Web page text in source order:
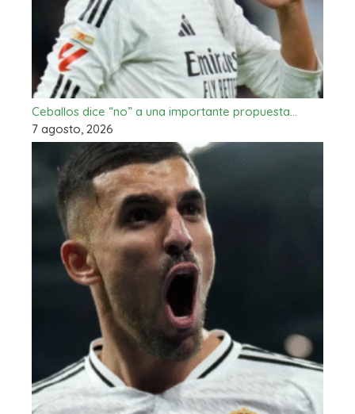
Ceballos dice “no” a una importante propuesta…
7 agosto, 2026